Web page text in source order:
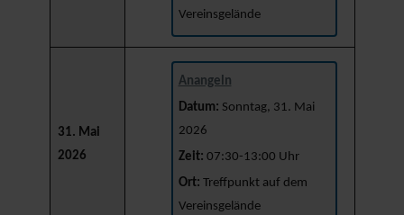
Vereinsgelände
31. Mai
2026
Anangeln
Datum: Sonntag, 31. Mai
2026
Zeit: 07:30-13:00 Uhr
Ort: Treffpunkt auf dem
Vereinsgelände